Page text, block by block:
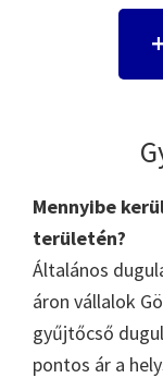
Mennyibe
területén?
Általános
áron vállalok
gyűjtőcső
pontos ár a